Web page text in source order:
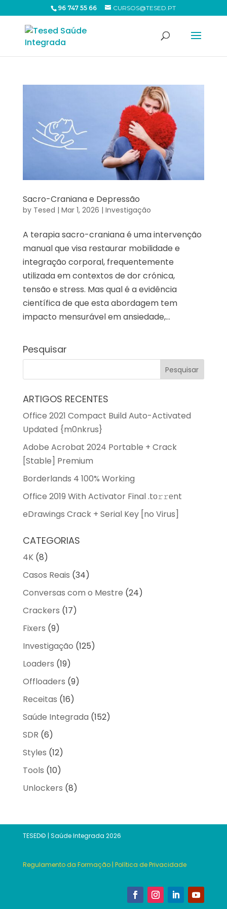
96 747 55 66 CURSOS@TESED.PT
Sacro-Craniana e Depressão
by Tesed | Mar 1, 2026 | Investigação
A terapia sacro-craniana é uma intervenção
manual que visa restaurar mobilidade e
integração corporal, frequentemente
utilizada em contextos de dor crónica,
tensão e stress. Mas qual é a evidência
científica de que esta abordagem tem
impacto mensurável em ansiedade,...
Pesquisar
ARTIGOS RECENTES
Office 2021 Compact Build Auto-Activated
Updated {m0nkrus}
Adobe Acrobat 2024 Portable + Crack
[Stable] Premium
Borderlands 4 100% Working
Office 2019 With Activator Final .tо𝚛𝚛еnt
eDrawings Crack + Serial Key [no Virus]
CATEGORIAS
4K(8)
Casos Reais (34)
Conversas com o Mestre (24)
Crackers (17)
Fixers (9)
Investigação (125)
Loaders (19)
Offloaders (9)
Receitas (16)
Saúde Integrada (152)
SDR (6)
Styles (12)
Tools (10)
Unlockers (8)
TESED© | Saúde Integrada 2026
Regulamento da Formação| Política de Privacidade